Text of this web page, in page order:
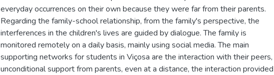
everyday occurrences on their own because they were far from their parents.
Regarding the family-school relationship, from the family's perspective, the
interferences in the children's lives are guided by dialogue. The family is
monitored remotely on a daily basis, mainly using social media. The main
supporting networks for students in Viçosa are the interaction with their peers,
unconditional support from parents, even at a distance, the interaction provided